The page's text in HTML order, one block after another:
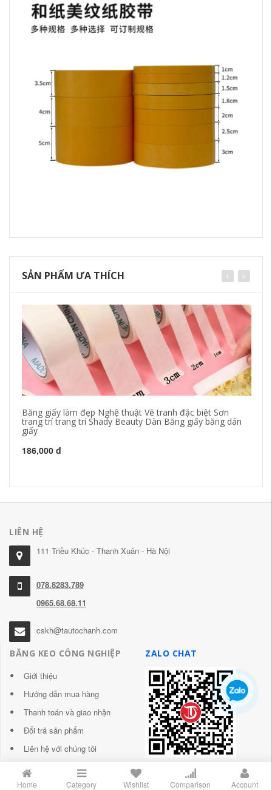
SẢN PHẨM ƯA THÍCH
Băng giấy làm đẹp Nghệ thuật Vẽ tranh đặc biệt Sơn
trang trí trang trí Shady Beauty Dàn Băng giấy băng dán
giấy
186,000 đ
LIÊN HỆ
111 Triều Khúc - Thanh Xuân - Hà Nội
078.8283.789
0965.68.68.11
cskh@tautochanh.com
BĂNG KEO CÔNG NGHIỆP
Giới thiệu
Hướng dẫn mua hàng
Thanh toán và giao nhận
Đổi trả sản phẩm
Liên hệ với chúng tôi
ZALO CHAT
Home Category Wishlist Comparison Account